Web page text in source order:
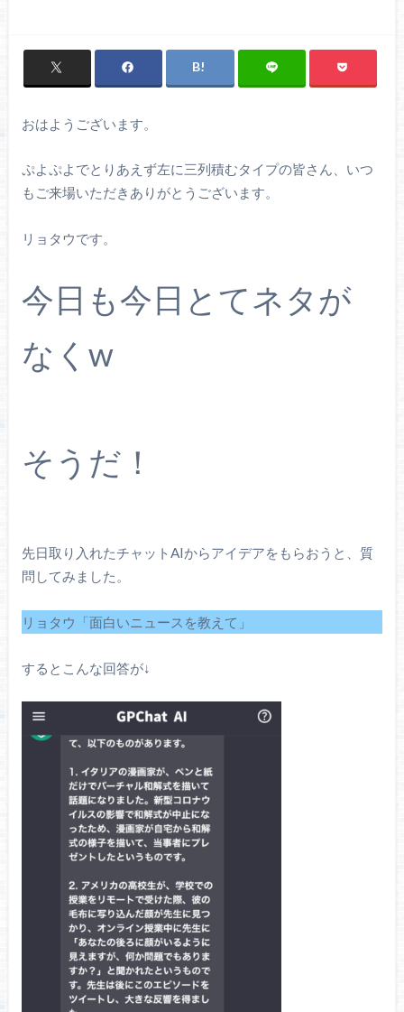
おはようございます。
ぷよぷよでとりあえず左に三列積むタイプの皆さん、いつ
もご来場いただきありがとうございます。
リョタウです。
今日も今日とてネタが
なくw
そうだ！
先日取り入れたチャットAIからアイデアをもらおうと、質
問してみました。
リョタウ「面白いニュースを教えて」
するとこんな回答が↓